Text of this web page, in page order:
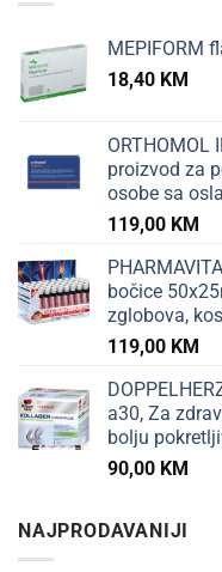
MEPIFORM
18,40 KM
ORTHOMOL
proizvod za
osobe sa
119,00 KM
bočice
zglobova,
119,00 KM
a30, Za
bolju
90,00 KM
NAJPRODAVANIJI